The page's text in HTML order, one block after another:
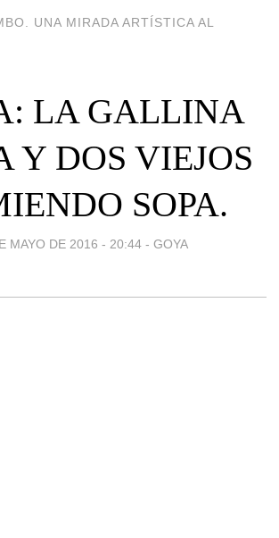
UNA MIRADA ARTÍSTICA AL
LA GALLINA
Y DOS VIEJOS
SOPA.
MAYO DE 2016 - 20:44 - GOYA